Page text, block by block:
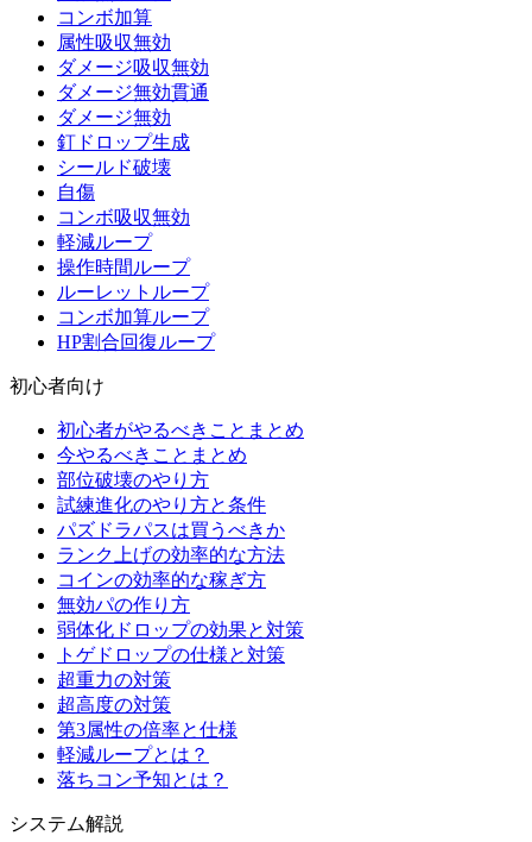
コンボ加算
属性吸収無効
ダメージ吸収無効
ダメージ無効貫通
ダメージ無効
釘ドロップ生成
シールド破壊
自傷
コンボ吸収無効
軽減ループ
操作時間ループ
ルーレットループ
コンボ加算ループ
HP割合回復ループ
初心者向け
初心者がやるべきことまとめ
今やるべきことまとめ
部位破壊のやり方
試練進化のやり方と条件
パズドラパスは買うべきか
ランク上げの効率的な方法
コインの効率的な稼ぎ方
無効パの作り方
弱体化ドロップの効果と対策
トゲドロップの仕様と対策
超重力の対策
超高度の対策
第3属性の倍率と仕様
軽減ループとは？
落ちコン予知とは？
システム解説